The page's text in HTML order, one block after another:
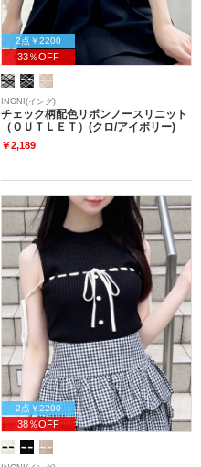
2点￥2200
33％OFF
INGNI(イング)
チェック柄配色リボンノースリニット
（ＯＵＴＬＥＴ）(クロ/アイボリー)
￥2,189
2点￥2200
38％OFF